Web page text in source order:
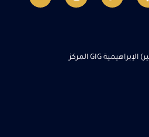
217طريق الحرية (ش أبو قير) الإبراهيمية GIG المركز